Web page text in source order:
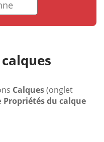
Calques(onglet
Propriétés du calque